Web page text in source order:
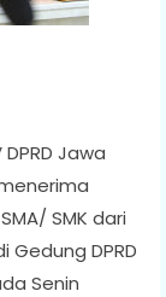
Jawa
SMK dari
DPRD
Senin